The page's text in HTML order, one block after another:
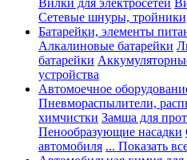
Вилки для электросетей
Сетевые шнуры,
Батарейки, элементы
Алкалиновые батарейки
батарейки
устройства
Автомоечное
Пневмораспылители,
химчистки Замша для
Пенообразующие насадки
автомобиля ... Показать